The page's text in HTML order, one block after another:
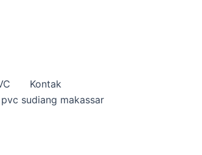
Kontak
sudiang makassar